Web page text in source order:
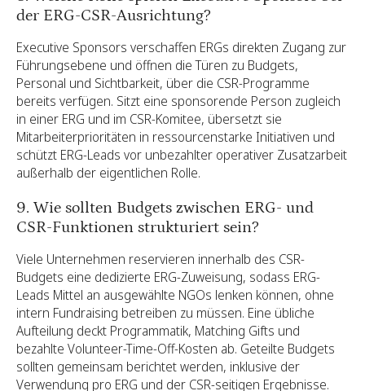
der ERG-CSR-Ausrichtung?
Executive Sponsors verschaffen ERGs direkten Zugang zur
Führungsebene und öffnen die Türen zu Budgets,
Personal und Sichtbarkeit, über die CSR-Programme
bereits verfügen. Sitzt eine sponsorende Person zugleich
in einer ERG und im CSR-Komitee, übersetzt sie
Mitarbeiterprioritäten in ressourcenstarke Initiativen und
schützt ERG-Leads vor unbezahlter operativer Zusatzarbeit
außerhalb der eigentlichen Rolle.
9. Wie sollten Budgets zwischen ERG- und
CSR-Funktionen strukturiert sein?
Viele Unternehmen reservieren innerhalb des CSR-
Budgets eine dedizierte ERG-Zuweisung, sodass ERG-
Leads Mittel an ausgewählte NGOs lenken können, ohne
intern Fundraising betreiben zu müssen. Eine übliche
Aufteilung deckt Programmatik, Matching Gifts und
bezahlte Volunteer-Time-Off-Kosten ab. Geteilte Budgets
sollten gemeinsam berichtet werden, inklusive der
Verwendung pro ERG und der CSR-seitigen Ergebnisse.